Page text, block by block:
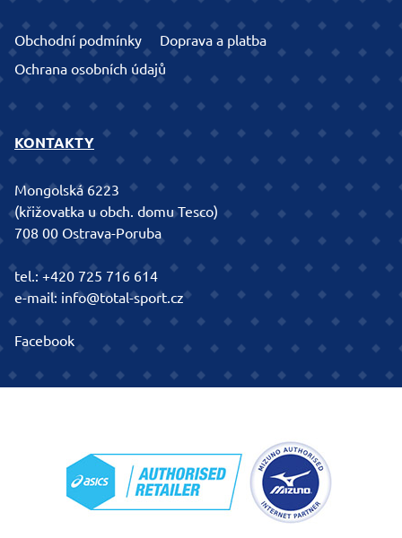
Obchodní podmínky
Doprava a platba
Ochrana osobních údajů
KONTAKTY
Mongolská 6223
(křižovatka u obch. domu Tesco)
708 00 Ostrava-Poruba
tel.:+420 725 716 614
e-mail: info@total-sport.cz
Facebook